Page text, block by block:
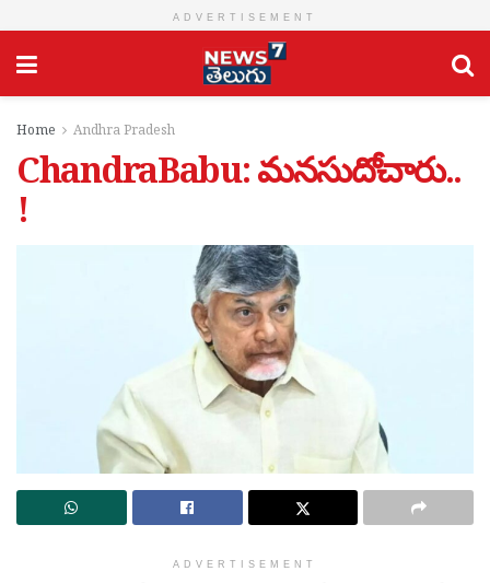
ADVERTISEMENT
Home Andhra Pradesh
ChandraBabu: మ‌న‌సుదోచారు..
!
ADVERTISEMENT